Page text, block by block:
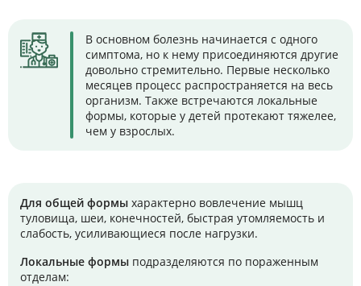
В основном болезнь начинается с одного
симптома, но к нему присоединяются другие
довольно стремительно. Первые несколько
месяцев процесс распространяется на весь
организм. Также встречаются локальные
формы, которые у детей протекают тяжелее,
чем у взрослых.
Для общей формы характерно вовлечение мышц
туловища, шеи, конечностей, быстрая утомляемость и
слабость, усиливающиеся после нагрузки.
Локальные формы подразделяются по пораженным
отделам: